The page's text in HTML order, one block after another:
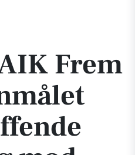
trods skuffende afslutning mod
Frem